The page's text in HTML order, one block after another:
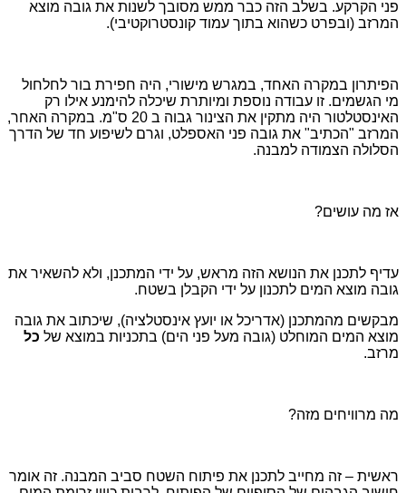
פני הקרקע. בשלב הזה כבר ממש מסובך לשנות את גובה מוצא
המרזב (ובפרט כשהוא בתוך עמוד קונסטרוקטיבי).
הפיתרון במקרה האחד, במגרש מישורי, היה חפירת בור לחלחול
מי הגשמים. זו עבודה נוספת ומיותרת שיכלה להימנע אילו רק
האינסטלטור היה מתקין את הצינור גבוה ב 20 ס"מ. במקרה האחר,
המרזב "הכתיב" את גובה פני האספלט, וגרם לשיפוע חד של הדרך
הסלולה הצמודה למבנה.
אז מה עושים?
עדיף לתכנן את הנושא הזה מראש, על ידי המתכנן, ולא להשאיר את
גובה מוצא המים לתכנון על ידי הקבלן בשטח.
מבקשים מהמתכנן (אדריכל או יועץ אינסטלציה), שיכתוב את גובה
מוצא המים המוחלט (גובה מעל פני הים) בתכניות במוצא של כל
מרזב.
מה מרוויחים מזה?
ראשית – זה מחייב לתכנן את פיתוח השטח סביב המבנה. זה אומר